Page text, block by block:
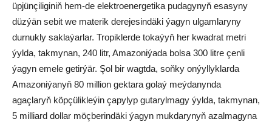
üpjünçiliginiň hem-de elektroenergetika pudagynyň esasyny
düzýän sebit we materik derejesindäki ýagyn ulgamlaryny
durnukly saklaýarlar. Tropiklerde tokaýyň her kwadrat metri
ýylda, takmynan, 240 litr, Amazoniýada bolsa 300 litre çenli
ýagyn emele getirýär. Şol bir wagtda, soňky onýyllyklarda
Amazoniýanyň 80 million gektara golaý meýdanynda
agaçlaryň köpçülikleýin çapylyp gutarylmagy ýylda, takmynan,
5 milliard dollar möçberindäki ýagyn mukdarynyň azalmagyna